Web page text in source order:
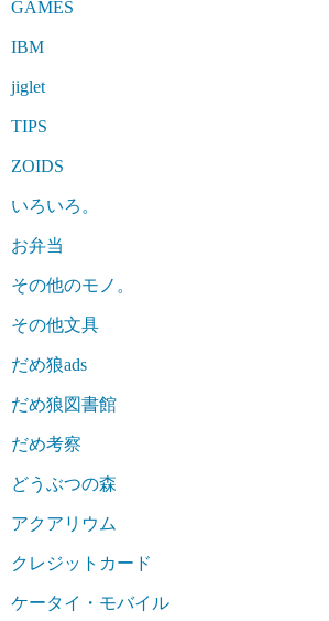
GAMES
IBM
jiglet
TIPS
ZOIDS
いろいろ。
お弁当
その他のモノ。
その他文具
だめ狼ads
だめ狼図書館
だめ考察
どうぶつの森
アクアリウム
クレジットカード
ケータイ・モバイル